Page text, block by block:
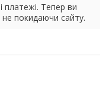
платежі. Тепер ви
покидаючи сайту.